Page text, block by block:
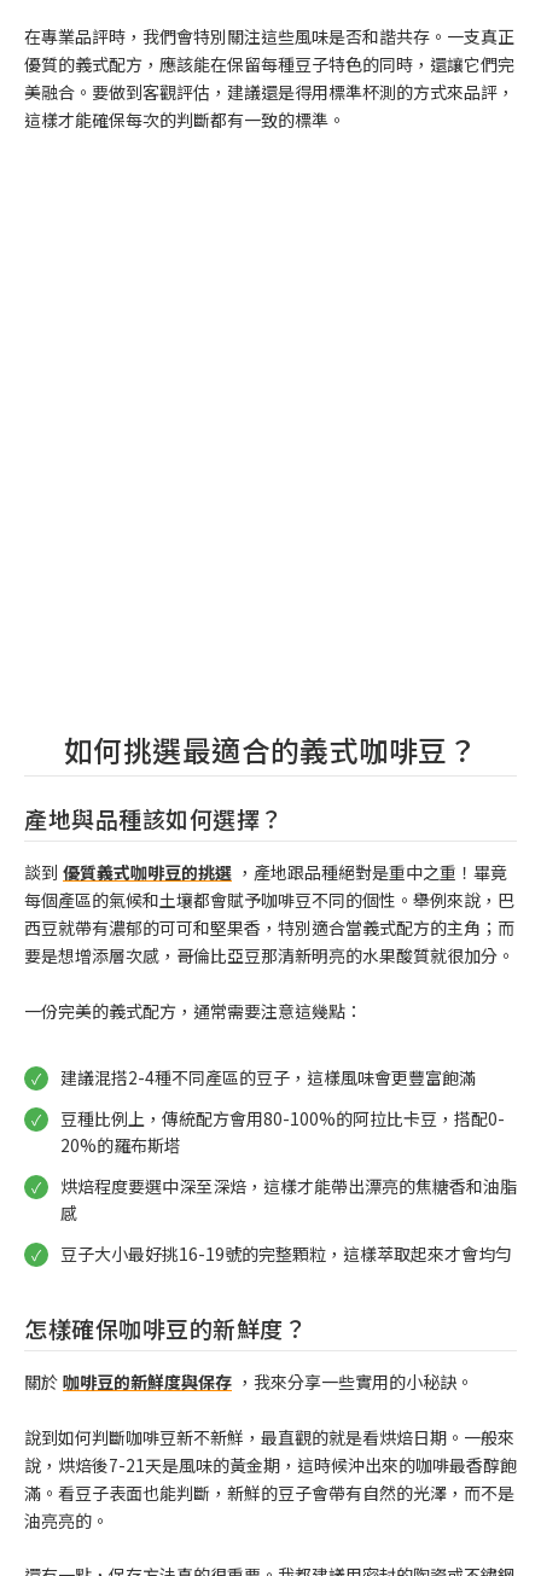
在專業品評時，我們會特別關注這些風味是否和諧共存。一支真正
優質的義式配方，應該能在保留每種豆子特色的同時，還讓它們完
美融合。要做到客觀評估，建議還是得用標準杯測的方式來品評，
這樣才能確保每次的判斷都有一致的標準。
如何挑選最適合的義式咖啡豆？
產地與品種該如何選擇？
談到 優質義式咖啡豆的挑選 ，產地跟品種絕對是重中之重！畢竟
每個產區的氣候和土壤都會賦予咖啡豆不同的個性。舉例來說，巴
西豆就帶有濃郁的可可和堅果香，特別適合當義式配方的主角；而
要是想增添層次感，哥倫比亞豆那清新明亮的水果酸質就很加分。
一份完美的義式配方，通常需要注意這幾點：
建議混搭2-4種不同產區的豆子，這樣風味會更豐富飽滿
豆種比例上，傳統配方會用80-100%的阿拉比卡豆，搭配0-
20%的羅布斯塔
烘焙程度要選中深至深焙，這樣才能帶出漂亮的焦糖香和油脂
感
豆子大小最好挑16-19號的完整顆粒，這樣萃取起來才會均勻
怎樣確保咖啡豆的新鮮度？
關於 咖啡豆的新鮮度與保存 ，我來分享一些實用的小秘訣。
說到如何判斷咖啡豆新不新鮮，最直觀的就是看烘焙日期。一般來
說，烘焙後7-21天是風味的黃金期，這時候沖出來的咖啡最香醇飽
滿。看豆子表面也能判斷，新鮮的豆子會帶有自然的光澤，而不是
油亮亮的。